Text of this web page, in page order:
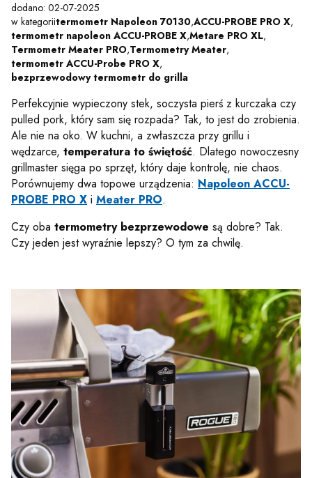
dodano: 02-07-2025
w kategoriitermometr Napoleon 70130,ACCU-PROBE PRO X,
termometr napoleon ACCU-PROBE X,Metare PRO XL,
Termometr Meater PRO,Termometry Meater,
termometr ACCU-Probe PRO X,
bezprzewodowy termometr do grilla
Perfekcyjnie wypieczony stek, soczysta pierś z kurczaka czy
pulled pork, który sam się rozpada? Tak, to jest do zrobienia.
Ale nie na oko. W kuchni, a zwłaszcza przy grillu i
wędzarce, temperatura to świętość. Dlatego nowoczesny
grillmaster sięga po sprzęt, który daje kontrolę, nie chaos.
Porównujemy dwa topowe urządzenia: Napoleon ACCU-
PROBE PRO X i Meater PRO.
Czy oba termometry bezprzewodowe są dobre? Tak.
Czy jeden jest wyraźnie lepszy? O tym za chwilę.